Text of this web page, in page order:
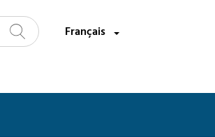
Recherche
Français